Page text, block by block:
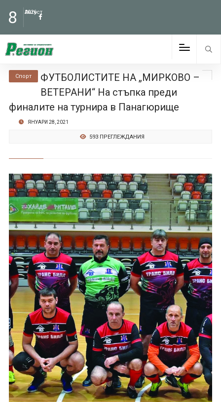
8 Август
2026
Спорт
ФУТБОЛИСТИТЕ НА „МИРКОВО –
ВЕТЕРАНИ“ На стъпка преди
финалите на турнира в Панагюрище
ЯНУАРИ 28, 2021
593 ПРЕГЛЕЖДАНИЯ